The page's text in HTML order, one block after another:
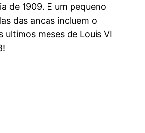
de 1909. E um pequeno
das ancas incluem o
meses de Louis VI